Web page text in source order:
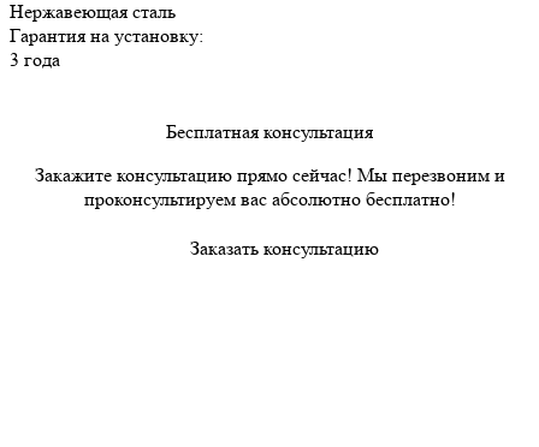
Нержавеющая сталь
Гарантия на установку:
3 года
Бесплатная консультация
Закажите консультацию прямо сейчас! Мы перезвоним и
проконсультируем вас абсолютно бесплатно!
Заказать консультацию